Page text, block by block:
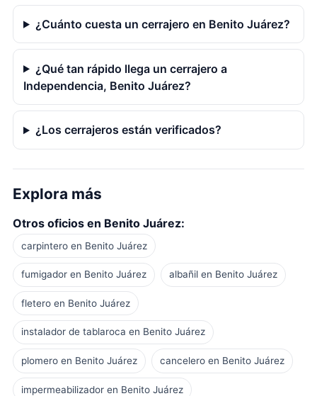
¿Cuánto cuesta un cerrajero en Benito Juárez?
¿Qué tan rápido llega un cerrajero a
Independencia, Benito Juárez?
¿Los cerrajeros están verificados?
Explora más
Otros oficios en Benito Juárez:
carpintero en Benito Juárez
fumigador en Benito Juárez albañil en Benito Juárez
fletero en Benito Juárez
instalador de tablaroca en Benito Juárez
plomero en Benito Juárez cancelero en Benito Juárez
impermeabilizador en Benito Juárez